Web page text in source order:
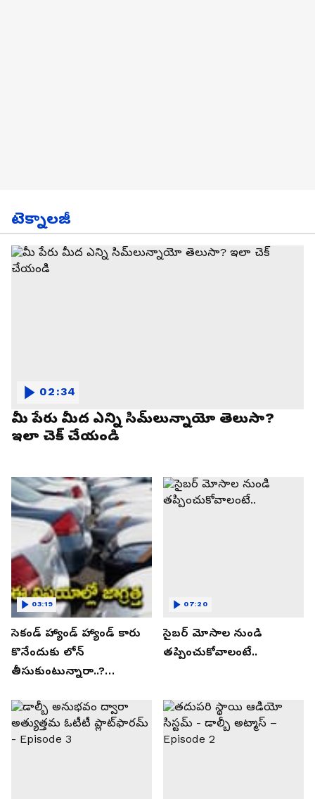
టెక్నాలజీ
మీ పేరు మీద ఎన్ని సిమ్‌లున్నాయో తెలుసా?
ఇలా చెక్ చేయండి
02:34
సెకండ్ హ్యాండ్ హ్యాండ్ కారు
కొనేందుకు లోన్
తీసుకుంటున్నారా..?
తెలుసుకోండి..!
03:19
సైబర్ మోసాల నుండి
తప్పించుకోవాలంటే..
07:20